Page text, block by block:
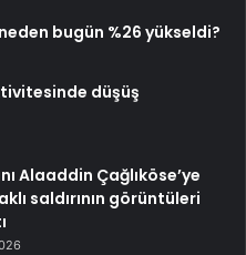
bugün %26 yükseldi?
düşüş
Alaaddin Çağlıköse’ye
saldırının görüntüleri